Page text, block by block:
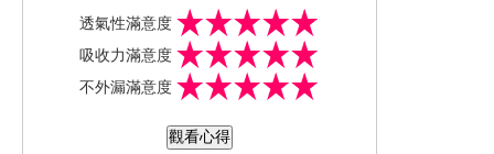
黏貼型，尿布透氣性體驗像沒包！日本
境內也同步流行的育兒神器，無感的隱
形尿布，穿上不顯厚，不濕悶。以日本
革命性新技術做到每片擁有 50億個透氣
殘留*1，帶給屁屁通風裸肌感，堪稱尿
透氣性滿意度
吸收力滿意度
不外漏滿意度
觀看心得